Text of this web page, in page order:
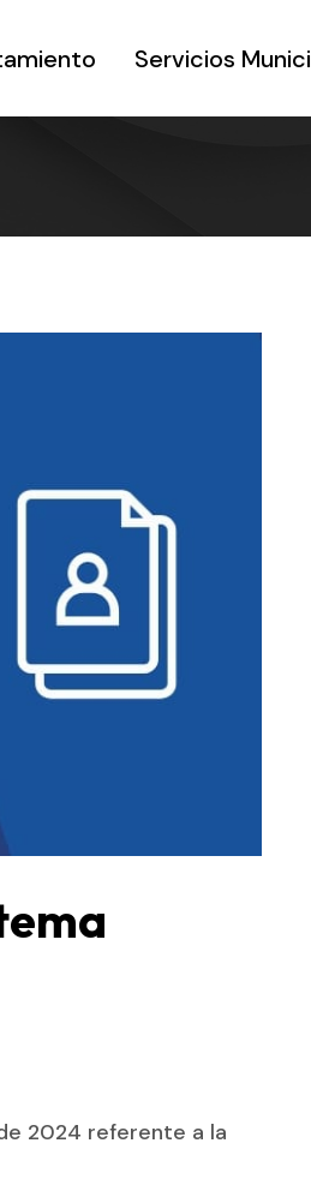
Servicios
2024 referente a la